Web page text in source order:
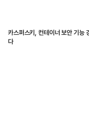
카스퍼스키, 컨테이너 보안 기능
다